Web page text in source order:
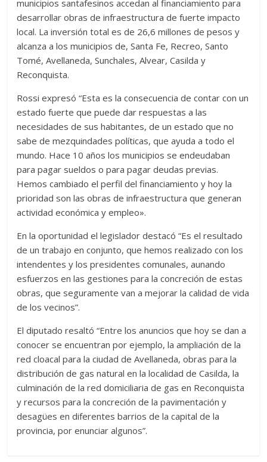
municipios santafesinos accedan al financiamiento para
desarrollar obras de infraestructura de fuerte impacto
local. La inversión total es de 26,6 millones de pesos y
alcanza a los municipios de, Santa Fe, Recreo, Santo
Tomé, Avellaneda, Sunchales, Alvear, Casilda y
Reconquista.
Rossi expresó “Esta es la consecuencia de contar con un
estado fuerte que puede dar respuestas a las
necesidades de sus habitantes, de un estado que no
sabe de mezquindades políticas, que ayuda a todo el
mundo. Hace 10 años los municipios se endeudaban
para pagar sueldos o para pagar deudas previas.
Hemos cambiado el perfil del financiamiento y hoy la
prioridad son las obras de infraestructura que generan
actividad económica y empleo».
En la oportunidad el legislador destacó “Es el resultado
de un trabajo en conjunto, que hemos realizado con los
intendentes y los presidentes comunales, aunando
esfuerzos en las gestiones para la concreción de estas
obras, que seguramente van a mejorar la calidad de vida
de los vecinos”.
El diputado resaltó “Entre los anuncios que hoy se dan a
conocer se encuentran por ejemplo, la ampliación de la
red cloacal para la ciudad de Avellaneda, obras para la
distribución de gas natural en la localidad de Casilda, la
culminación de la red domiciliaria de gas en Reconquista
y recursos para la concreción de la pavimentación y
desagües en diferentes barrios de la capital de la
provincia, por enunciar algunos”.